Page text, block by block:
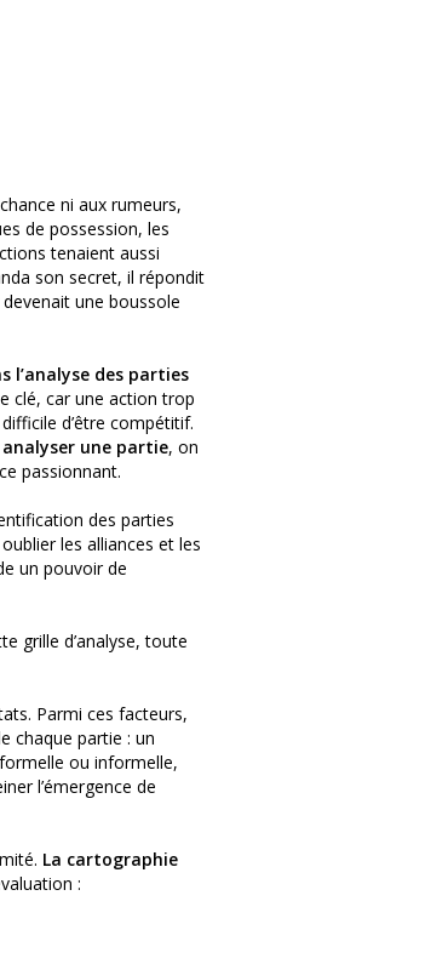
ni aux rumeurs,
de possession, les
tenaient aussi
son secret, il répondit
une boussole
l’analyse des parties
clé, car une action trop
d’être compétitif.
analyser une partie, on
passionnant.
des parties
les alliances et les
un pouvoir de
grille d’analyse, toute
Parmi ces facteurs,
chaque partie : un
ou informelle,
l’émergence de
La cartographie
: